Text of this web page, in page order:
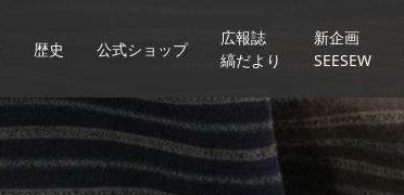
歴史 公式ショップ
広報誌
縞だより
新企画
SEESEW